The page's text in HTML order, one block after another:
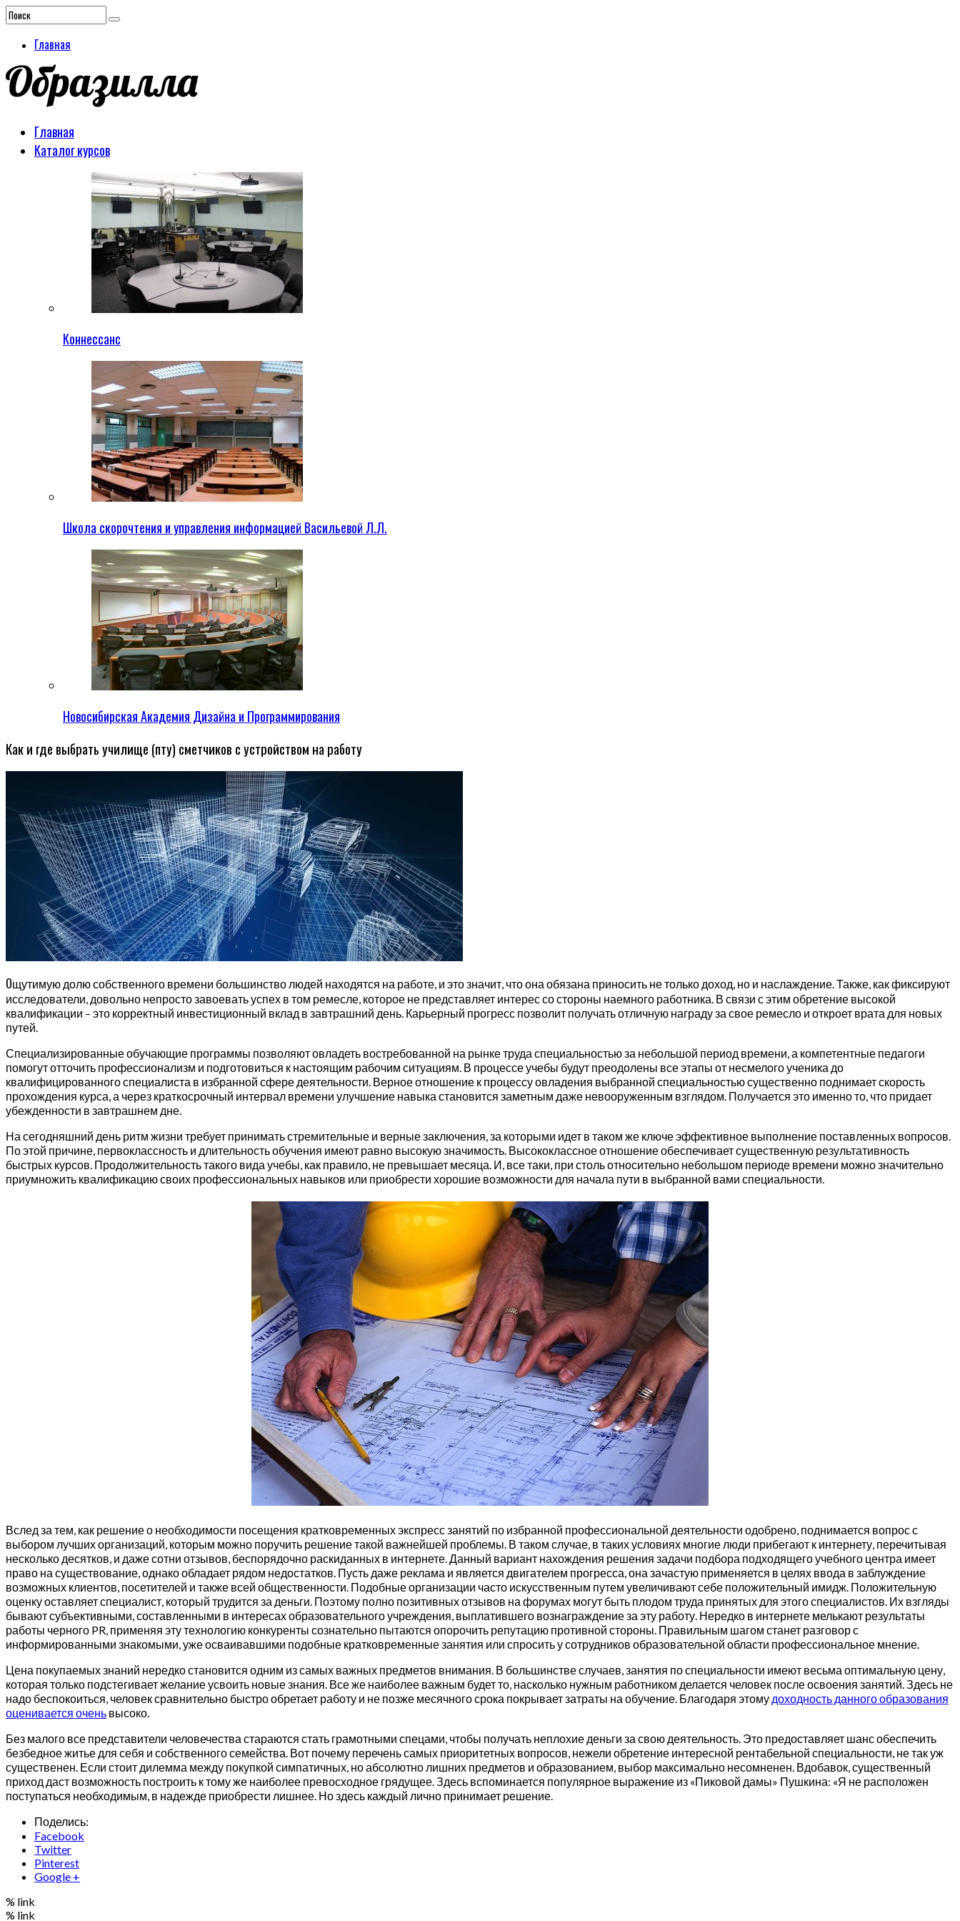
Главная
Главная
Каталог курсов
Коннессанс
Школа скорочтения и управления информацией Васильевой Л.Л.
Новосибирская Академия Дизайна и Программирования
Как и где выбрать училище (пту) сметчиков с устройством на работу
Ощутимую долю собственного времени большинство людей находятся на работе, и это значит, что она обязана приносить не только доход, но и наслаждение. Также, как фиксируют
исследователи, довольно непросто завоевать успех в том ремесле, которое не представляет интерес со стороны наемного работника. В связи с этим обретение высокой
квалификации – это корректный инвестиционный вклад в завтрашний день. Карьерный прогресс позволит получать отличную награду за свое ремесло и откроет врата для новых
путей.
Специализированные обучающие программы позволяют овладеть востребованной на рынке труда специальностью за небольшой период времени, а компетентные педагоги
помогут отточить профессионализм и подготовиться к настоящим рабочим ситуациям. В процессе учебы будут преодолены все этапы от несмелого ученика до
квалифицированного специалиста в избранной сфере деятельности. Верное отношение к процессу овладения выбранной специальностью существенно поднимает скорость
прохождения курса, а через краткосрочный интервал времени улучшение навыка становится заметным даже невооруженным взглядом. Получается это именно то, что придает
убежденности в завтрашнем дне.
На сегодняшний день ритм жизни требует принимать стремительные и верные заключения, за которыми идет в таком же ключе эффективное выполнение поставленных вопросов.
По этой причине, первоклассность и длительность обучения имеют равно высокую значимость. Высококлассное отношение обеспечивает существенную результативность
быстрых курсов. Продолжительность такого вида учебы, как правило, не превышает месяца. И, все таки, при столь относительно небольшом периоде времени можно значительно
приумножить квалификацию своих профессиональных навыков или приобрести хорошие возможности для начала пути в выбранной вами специальности.
Вслед за тем, как решение о необходимости посещения кратковременных экспресс занятий по избранной профессиональной деятельности одобрено, поднимается вопрос с
выбором лучших организаций, которым можно поручить решение такой важнейшей проблемы. В таком случае, в таких условиях многие люди прибегают к интернету, перечитывая
несколько десятков, и даже сотни отзывов, беспорядочно раскиданных в интернете. Данный вариант нахождения решения задачи подбора подходящего учебного центра имеет
право на существование, однако обладает рядом недостатков. Пусть даже реклама и является двигателем прогресса, она зачастую применяется в целях ввода в заблуждение
возможных клиентов, посетителей и также всей общественности. Подобные организации часто искусственным путем увеличивают себе положительный имидж. Положительную
оценку оставляет специалист, который трудится за деньги. Поэтому полно позитивных отзывов на форумах могут быть плодом труда принятых для этого специалистов. Их взгляды
бывают субъективными, составленными в интересах образовательного учреждения, выплатившего вознаграждение за эту работу. Нередко в интернете мелькают результаты
работы черного PR, применяя эту технологию конкуренты сознательно пытаются опорочить репутацию противной стороны. Правильным шагом станет разговор с
информированными знакомыми, уже осваивавшими подобные кратковременные занятия или спросить у сотрудников образовательной области профессиональное мнение.
Цена покупаемых знаний нередко становится одним из самых важных предметов внимания. В большинстве случаев, занятия по специальности имеют весьма оптимальную цену,
которая только подстегивает желание усвоить новые знания. Все же наиболее важным будет то, насколько нужным работником делается человек после освоения занятий. Здесь не
надо беспокоиться, человек сравнительно быстро обретает работу и не позже месячного срока покрывает затраты на обучение. Благодаря этому доходность данного образования
оценивается очень высоко.
Без малого все представители человечества стараются стать грамотными спецами, чтобы получать неплохие деньги за свою деятельность. Это предоставляет шанс обеспечить
безбедное житье для себя и собственного семейства. Вот почему перечень самых приоритетных вопросов, нежели обретение интересной рентабельной специальности, не так уж
существенен. Если стоит дилемма между покупкой симпатичных, но абсолютно лишних предметов и образованием, выбор максимально несомненен. Вдобавок, существенный
приход даст возможность построить к тому же наиболее превосходное грядущее. Здесь вспоминается популярное выражение из «Пиковой дамы» Пушкина: «Я не расположен
поступаться необходимым, в надежде приобрести лишнее. Но здесь каждый лично принимает решение.
Поделись:
Facebook
Twitter
Pinterest
Google +
% link
% link